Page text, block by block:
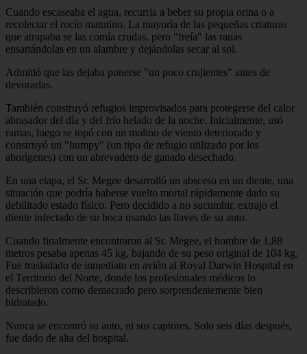
Cuando escaseaba el agua, recurría a beber su propia orina o a
recolectar el rocío matutino. La mayoría de las pequeñas criaturas
que atrapaba se las comía crudas, pero "freía" las ranas
ensartándolas en un alambre y dejándolas secar al sol.
Admitió que las dejaba ponerse "un poco crujientes" antes de
devorarlas.
También construyó refugios improvisados para protegerse del calor
abrasador del día y del frío helado de la noche. Inicialmente, usó
ramas, luego se topó con un molino de viento deteriorado y
construyó un "humpy" (un tipo de refugio utilizado por los
aborígenes) con un abrevadero de ganado desechado.
En una etapa, el Sr. Megee desarrolló un absceso en un diente, una
situación que podría haberse vuelto mortal rápidamente dado su
debilitado estado físico. Pero decidido a no sucumbir, extrajo el
diente infectado de su boca usando las llaves de su auto.
Cuando finalmente encontraron al Sr. Megee, el hombre de 1,88
metros pesaba apenas 45 kg, bajando de su peso original de 104 kg.
Fue trasladado de inmediato en avión al Royal Darwin Hospital en
el Territorio del Norte, donde los profesionales médicos lo
describieron como demacrado pero sorprendentemente bien
hidratado.
Nunca se encontró su auto, ni sus captores. Solo seis días después,
fue dado de alta del hospital.